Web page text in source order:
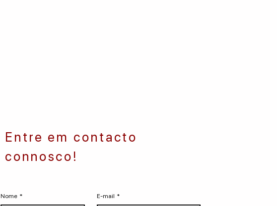
Entre em contacto
connosco!
Nome * E-mail *